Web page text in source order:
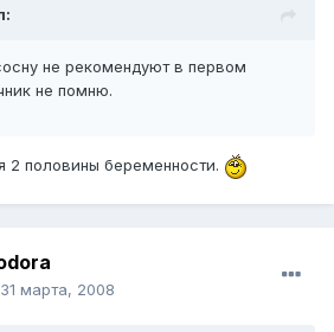
не рекомендуют в первом
не помню.
2 половины беременности.
31 марта, 2008